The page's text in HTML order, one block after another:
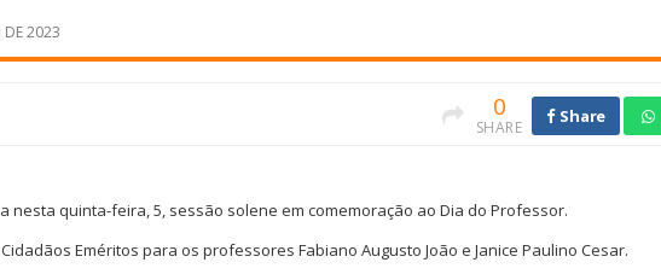
DE 2023
0
SHARE
Share
nesta quinta-feira, 5, sessão solene em comemoração ao Dia do Professor.
Eméritos para os professores Fabiano Augusto João e Janice Paulino Cesar.